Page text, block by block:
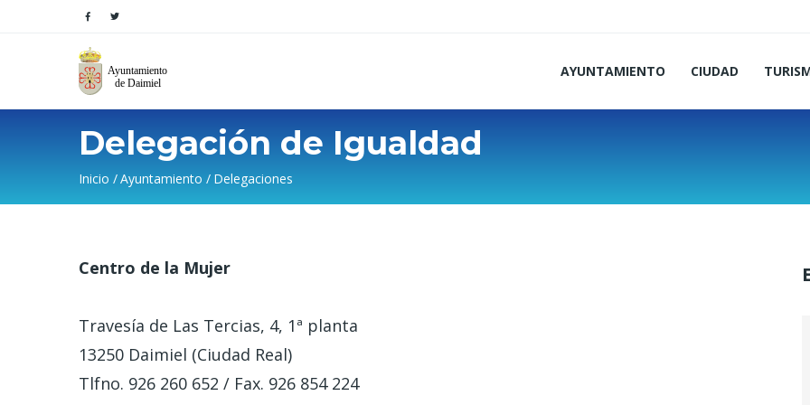
AYUNTAMIENTO CIUDAD
Delegación de Igualdad
Sobrescribir
de
a
la
Inicio Ayuntamiento Delegaciones
Centro de la Mujer
Travesía de Las Tercias, 4, 1ª planta
13250 Daimiel (Ciudad Real)
Tlfno. 926 260 652 / Fax. 926 854 224